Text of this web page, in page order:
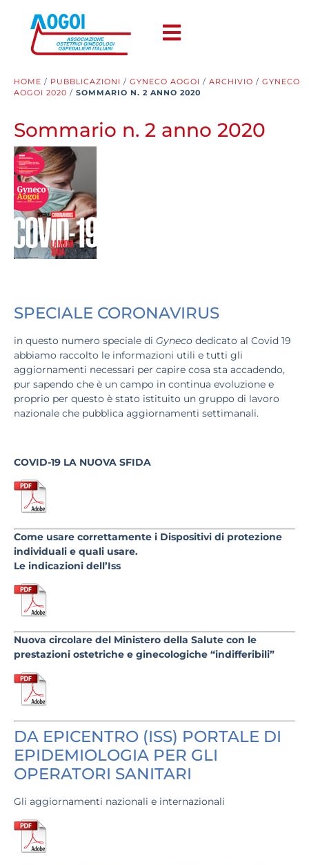
HOME / PUBBLICAZIONI / GYNECO AOGOI / ARCHIVIO / GYNECO
AOGOI 2020 / SOMMARIO N. 2 ANNO 2020
Sommario n. 2 anno 2020
SPECIALE CORONAVIRUS
in questo numero speciale di Gyneco dedicato al Covid 19
abbiamo raccolto le informazioni utili e tutti gli
aggiornamenti necessari per capire cosa sta accadendo,
pur sapendo che è un campo in continua evoluzione e
proprio per questo è stato istituito un gruppo di lavoro
nazionale che pubblica aggiornamenti settimanali.
COVID-19 LA NUOVA SFIDA
Come usare correttamente i Dispositivi di protezione
individuali e quali usare.
Le indicazioni dell’Iss
Nuova circolare del Ministero della Salute con le
prestazioni ostetriche e ginecologiche “indifferibili”
DA EPICENTRO (ISS) PORTALE DI
EPIDEMIOLOGIA PER GLI
OPERATORI SANITARI
Gli aggiornamenti nazionali e internazionali